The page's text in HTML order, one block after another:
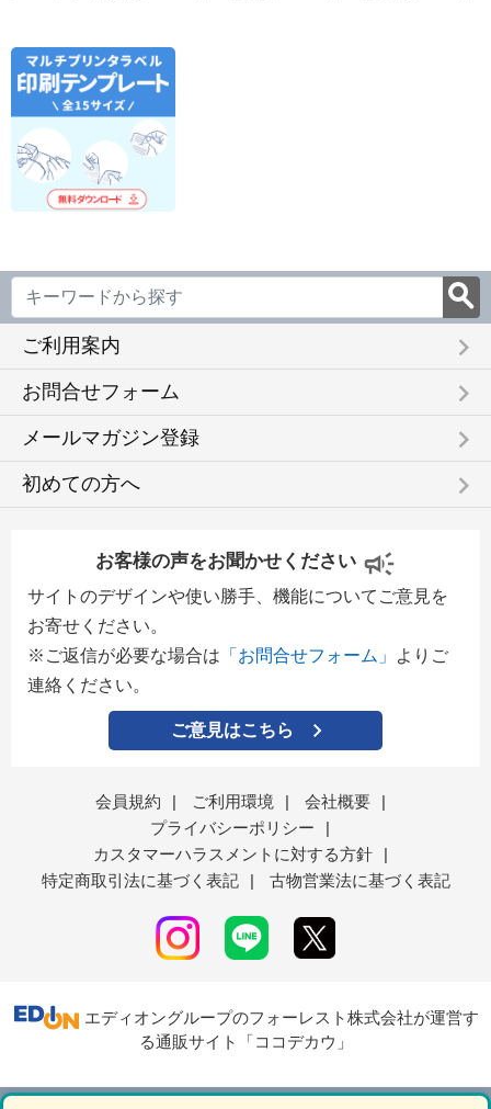
ご利用案内 keyboard_arrow_right
お問合せフォーム keyboard_arrow_right
メールマガジン登録 keyboard_arrow_right
初めての方へ keyboard_arrow_right
お客様の声をお聞かせください
サイトのデザインや使い勝手、機能についてご意見を
お寄せください。
※ご返信が必要な場合は 「お問合せフォーム」
よりご
連絡ください。
ご意見はこちら
会員規約 | ご利用環境 | 会社概要
|
プライバシーポリシー
|
カスタマーハラスメントに対する方針
|
特定商取引法に基づく表記
| 古物営業法に基づく表記
エディオングループのフォーレスト株式会社が運営す
る通販サイト「ココデカウ」